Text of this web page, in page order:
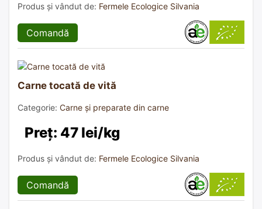
Produs și vândut de: Fermele Ecologice Silvania
Comandă
Carne tocată de vită
Categorie: Carne și preparate din carne
Preț: 47 lei/kg
Produs și vândut de: Fermele Ecologice Silvania
Comandă